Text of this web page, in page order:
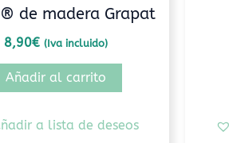
de madera Grapat
8,90€ (Iva incluido)
Añadir al carrito
a lista de deseos